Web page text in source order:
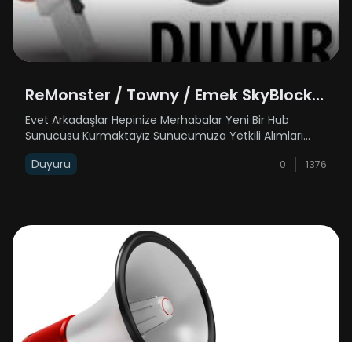
ReMonster / Towny / Emek SkyBlock /
Yetkili Alımı
Evet Arkadaşlar Hepinize Merhabalar Yeni Bir Hub
Sunucusu Kurmaktayız Sunucumuza Yetkili Alımları
Olacaktır / Towny - Emek SkyBlock / Sunucularımıza
Rehber Ve Moderatör Alımları Olacaktır Discord
Duyuru 0 1376